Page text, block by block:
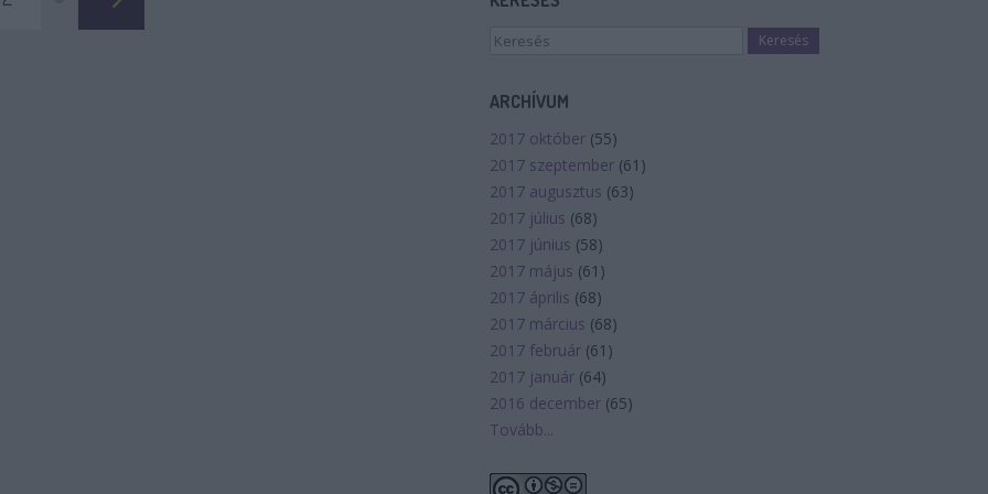
ARCHÍVUM
2017 október (55)
2017 szeptember (61 )
2017 augusztus (63)
2017 július (68)
2017 június (58)
2017 május (61 )
2017 április (68)
2017 március (68)
2017 február (61 )
2017 január (64)
2016 december (65)
Tovább...